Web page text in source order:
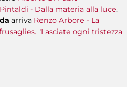
- Dalla materia alla luce.
arriva Renzo Arbore - La
"Lasciate ogni tristezza